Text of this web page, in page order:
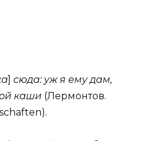
] сюда: уж я ему дам,
каши (Лермонтов.